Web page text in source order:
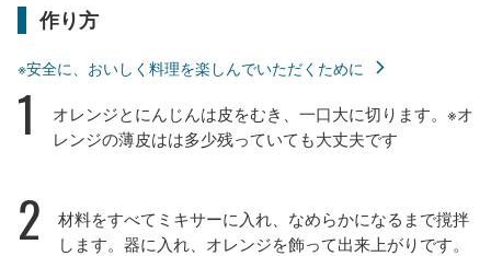
作り方
※安全に、おいしく料理を楽しんでいただくために
1
オレンジとにんじんは皮をむき、一口大に切ります。※オ
レンジの薄皮はは多少残っていても大丈夫です
2
材料をすべてミキサーに入れ、なめらかになるまで撹拌
します。器に入れ、オレンジを飾って出来上がりです。